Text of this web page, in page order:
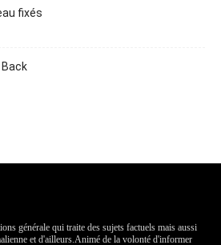
fixés
Back
générale qui traite des sujets factuels mais aussi
et d'ailleurs.Animé de la volonté d'informer